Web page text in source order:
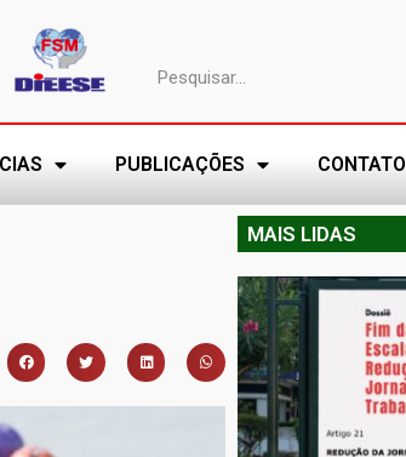
PUBLICAÇÕES CONTATO
MAIS LIDAS